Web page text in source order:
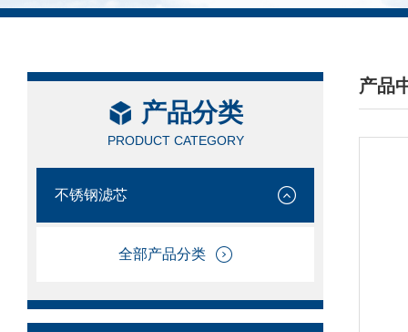
产品分类
PRODUCT CATEGORY
不锈钢滤芯
全部产品分类
产品
/